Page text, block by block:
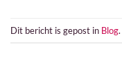
Dit bericht is gepost in Blog